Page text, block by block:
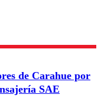
comentario
de Carahue por
SAE